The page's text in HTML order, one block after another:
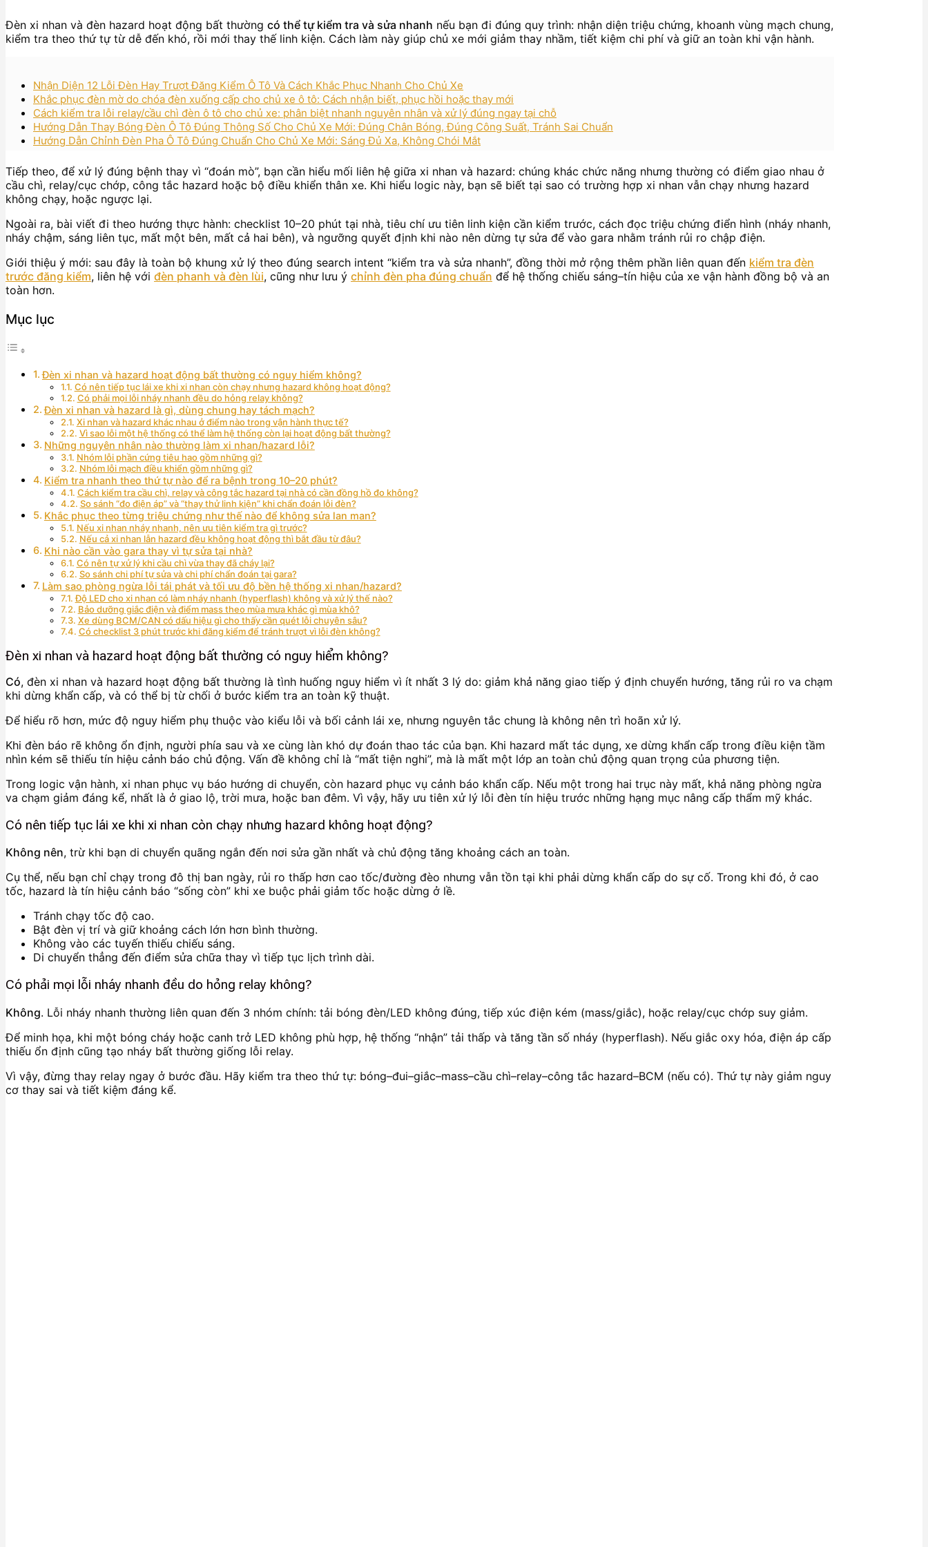
Đèn xi nhan và đèn hazard hoạt động bất thường có thể tự kiểm tra và sửa nhanh nếu bạn đi đúng quy trình: nhận diện triệu chứng, khoanh vùng mạch chung,
kiểm tra theo thứ tự từ dễ đến khó, rồi mới thay thế linh kiện. Cách làm này giúp chủ xe mới giảm thay nhầm, tiết kiệm chi phí và giữ an toàn khi vận hành.
Nhận Diện 12 Lỗi Đèn Hay Trượt Đăng Kiểm Ô Tô Và Cách Khắc Phục Nhanh Cho Chủ Xe
Khắc phục đèn mờ do chóa đèn xuống cấp cho chủ xe ô tô: Cách nhận biết, phục hồi hoặc thay mới
Cách kiểm tra lỗi relay/cầu chì đèn ô tô cho chủ xe: phân biệt nhanh nguyên nhân và xử lý đúng ngay tại chỗ
Hướng Dẫn Thay Bóng Đèn Ô Tô Đúng Thông Số Cho Chủ Xe Mới: Đúng Chân Bóng, Đúng Công Suất, Tránh Sai Chuẩn
Hướng Dẫn Chỉnh Đèn Pha Ô Tô Đúng Chuẩn Cho Chủ Xe Mới: Sáng Đủ Xa, Không Chói Mắt
Tiếp theo, để xử lý đúng bệnh thay vì “đoán mò”, bạn cần hiểu mối liên hệ giữa xi nhan và hazard: chúng khác chức năng nhưng thường có điểm giao nhau ở
cầu chì, relay/cục chớp, công tắc hazard hoặc bộ điều khiển thân xe. Khi hiểu logic này, bạn sẽ biết tại sao có trường hợp xi nhan vẫn chạy nhưng hazard
không chạy, hoặc ngược lại.
Ngoài ra, bài viết đi theo hướng thực hành: checklist 10–20 phút tại nhà, tiêu chí ưu tiên linh kiện cần kiểm trước, cách đọc triệu chứng điển hình (nháy nhanh,
nháy chậm, sáng liên tục, mất một bên, mất cả hai bên), và ngưỡng quyết định khi nào nên dừng tự sửa để vào gara nhằm tránh rủi ro chập điện.
Giới thiệu ý mới: sau đây là toàn bộ khung xử lý theo đúng search intent “kiểm tra và sửa nhanh”, đồng thời mở rộng thêm phần liên quan đến kiểm tra đèn
trước đăng kiểm, liên hệ với đèn phanh và đèn lùi, cũng như lưu ý chỉnh đèn pha đúng chuẩn để hệ thống chiếu sáng–tín hiệu của xe vận hành đồng bộ và an
toàn hơn.
Mục lục
Đèn xi nhan và hazard hoạt động bất thường có nguy hiểm không?
Có nên tiếp tục lái xe khi xi nhan còn chạy nhưng hazard không hoạt động?
Có phải mọi lỗi nháy nhanh đều do hỏng relay không?
Đèn xi nhan và hazard là gì, dùng chung hay tách mạch?
Xi nhan và hazard khác nhau ở điểm nào trong vận hành thực tế?
Vì sao lỗi một hệ thống có thể làm hệ thống còn lại hoạt động bất thường?
Những nguyên nhân nào thường làm xi nhan/hazard lỗi?
Nhóm lỗi phần cứng tiêu hao gồm những gì?
Nhóm lỗi mạch điều khiển gồm những gì?
Kiểm tra nhanh theo thứ tự nào để ra bệnh trong 10–20 phút?
Cách kiểm tra cầu chì, relay và công tắc hazard tại nhà có cần đồng hồ đo không?
So sánh “đo điện áp” và “thay thử linh kiện” khi chẩn đoán lỗi đèn?
Khắc phục theo từng triệu chứng như thế nào để không sửa lan man?
Nếu xi nhan nháy nhanh, nên ưu tiên kiểm tra gì trước?
Nếu cả xi nhan lẫn hazard đều không hoạt động thì bắt đầu từ đâu?
Khi nào cần vào gara thay vì tự sửa tại nhà?
Có nên tự xử lý khi cầu chì vừa thay đã cháy lại?
So sánh chi phí tự sửa và chi phí chẩn đoán tại gara?
Làm sao phòng ngừa lỗi tái phát và tối ưu độ bền hệ thống xi nhan/hazard?
Độ LED cho xi nhan có làm nháy nhanh (hyperflash) không và xử lý thế nào?
Bảo dưỡng giắc điện và điểm mass theo mùa mưa khác gì mùa khô?
Xe dùng BCM/CAN có dấu hiệu gì cho thấy cần quét lỗi chuyên sâu?
Có checklist 3 phút trước khi đăng kiểm để tránh trượt vì lỗi đèn không?
Đèn xi nhan và hazard hoạt động bất thường có nguy hiểm không?
Có, đèn xi nhan và hazard hoạt động bất thường là tình huống nguy hiểm vì ít nhất 3 lý do: giảm khả năng giao tiếp ý định chuyển hướng, tăng rủi ro va chạm
khi dừng khẩn cấp, và có thể bị từ chối ở bước kiểm tra an toàn kỹ thuật.
Để hiểu rõ hơn, mức độ nguy hiểm phụ thuộc vào kiểu lỗi và bối cảnh lái xe, nhưng nguyên tắc chung là không nên trì hoãn xử lý.
Khi đèn báo rẽ không ổn định, người phía sau và xe cùng làn khó dự đoán thao tác của bạn. Khi hazard mất tác dụng, xe dừng khẩn cấp trong điều kiện tầm
nhìn kém sẽ thiếu tín hiệu cảnh báo chủ động. Vấn đề không chỉ là “mất tiện nghi”, mà là mất một lớp an toàn chủ động quan trọng của phương tiện.
Trong logic vận hành, xi nhan phục vụ báo hướng di chuyển, còn hazard phục vụ cảnh báo khẩn cấp. Nếu một trong hai trục này mất, khả năng phòng ngừa
va chạm giảm đáng kể, nhất là ở giao lộ, trời mưa, hoặc ban đêm. Vì vậy, hãy ưu tiên xử lý lỗi đèn tín hiệu trước những hạng mục nâng cấp thẩm mỹ khác.
Có nên tiếp tục lái xe khi xi nhan còn chạy nhưng hazard không hoạt động?
Không nên, trừ khi bạn di chuyển quãng ngắn đến nơi sửa gần nhất và chủ động tăng khoảng cách an toàn.
Cụ thể, nếu bạn chỉ chạy trong đô thị ban ngày, rủi ro thấp hơn cao tốc/đường đèo nhưng vẫn tồn tại khi phải dừng khẩn cấp do sự cố. Trong khi đó, ở cao
tốc, hazard là tín hiệu cảnh báo “sống còn” khi xe buộc phải giảm tốc hoặc dừng ở lề.
Tránh chạy tốc độ cao.
Bật đèn vị trí và giữ khoảng cách lớn hơn bình thường.
Không vào các tuyến thiếu chiếu sáng.
Di chuyển thẳng đến điểm sửa chữa thay vì tiếp tục lịch trình dài.
Có phải mọi lỗi nháy nhanh đều do hỏng relay không?
Không. Lỗi nháy nhanh thường liên quan đến 3 nhóm chính: tải bóng đèn/LED không đúng, tiếp xúc điện kém (mass/giắc), hoặc relay/cục chớp suy giảm.
Để minh họa, khi một bóng cháy hoặc canh trở LED không phù hợp, hệ thống “nhận” tải thấp và tăng tần số nháy (hyperflash). Nếu giắc oxy hóa, điện áp cấp
thiếu ổn định cũng tạo nháy bất thường giống lỗi relay.
Vì vậy, đừng thay relay ngay ở bước đầu. Hãy kiểm tra theo thứ tự: bóng–đui–giắc–mass–cầu chì–relay–công tắc hazard–BCM (nếu có). Thứ tự này giảm nguy
cơ thay sai và tiết kiệm đáng kể.